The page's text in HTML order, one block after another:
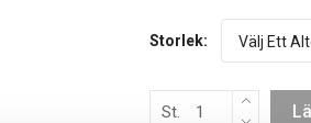
Storlek:
St.